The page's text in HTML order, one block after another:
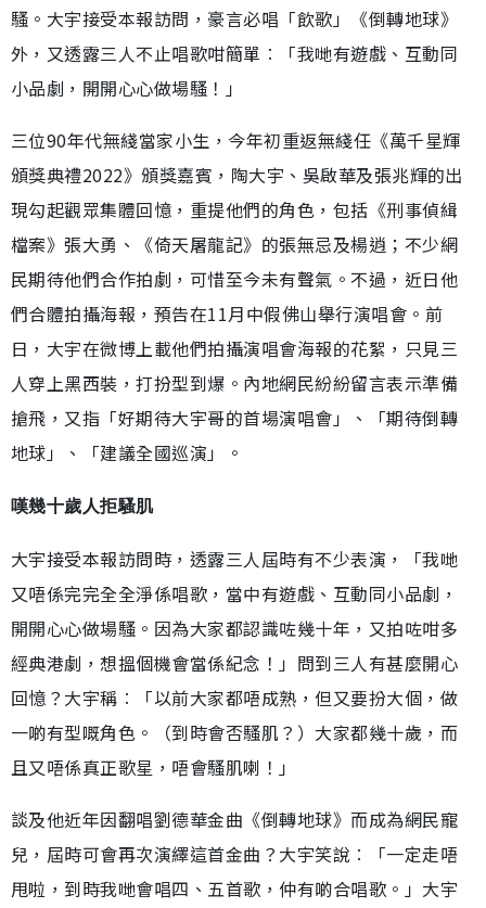
騷。大宇接受本報訪問，豪言必唱「飲歌」《倒轉地球》
外，又透露三人不止唱歌咁簡單︰「我哋有遊戲、互動同
小品劇，開開心心做場騷！」
三位90年代無綫當家小生，今年初重返無綫任《萬千星輝
頒獎典禮2022》頒獎嘉賓，陶大宇、吳啟華及張兆輝的出
現勾起觀眾集體回憶，重提他們的角色，包括《刑事偵緝
檔案》張大勇、《倚天屠龍記》的張無忌及楊逍；不少網
民期待他們合作拍劇，可惜至今未有聲氣。不過，近日他
們合體拍攝海報，預告在11月中假佛山舉行演唱會。前
日，大宇在微博上載他們拍攝演唱會海報的花絮，只見三
人穿上黑西裝，打扮型到爆。內地網民紛紛留言表示準備
搶飛，又指「好期待大宇哥的首場演唱會」、「期待倒轉
地球」、「建議全國巡演」。
嘆幾十歲人拒騷肌
大宇接受本報訪問時，透露三人屆時有不少表演，「我哋
又唔係完完全全淨係唱歌，當中有遊戲、互動同小品劇，
開開心心做場騷。因為大家都認識咗幾十年，又拍咗咁多
經典港劇，想搵個機會當係紀念！」問到三人有甚麼開心
回憶？大宇稱︰「以前大家都唔成熟，但又要扮大個，做
一啲有型嘅角色。（到時會否騷肌？）大家都幾十歲，而
且又唔係真正歌星，唔會騷肌喇！」
談及他近年因翻唱劉德華金曲《倒轉地球》而成為網民寵
兒，屆時可會再次演繹這首金曲？大宇笑說︰「一定走唔
甩啦，到時我哋會唱四、五首歌，仲有啲合唱歌。」大宇